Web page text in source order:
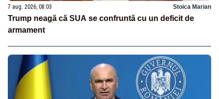
7 aug. 2026, 08:03 Stoica Marian
Trump neagă că SUA se confruntă cu un deficit de
armament